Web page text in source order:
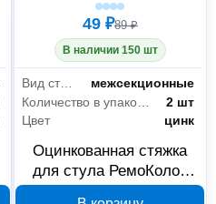
49 ₽89 ₽
В наличии 150 шт
Вид стяжки
межсекционные
Количество в упаковке
2 шт
Цвет
цинк
Оцинкованная стяжка
для стула РемоКолор